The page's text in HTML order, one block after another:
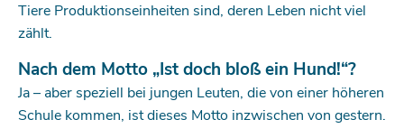
Tiere Produktionseinheiten sind, deren Leben nicht viel
zählt.
Nach dem Motto „Ist doch bloß ein Hund!“?
Ja – aber speziell bei jungen Leuten, die von einer höheren
Schule kommen, ist dieses Motto inzwischen von gestern.